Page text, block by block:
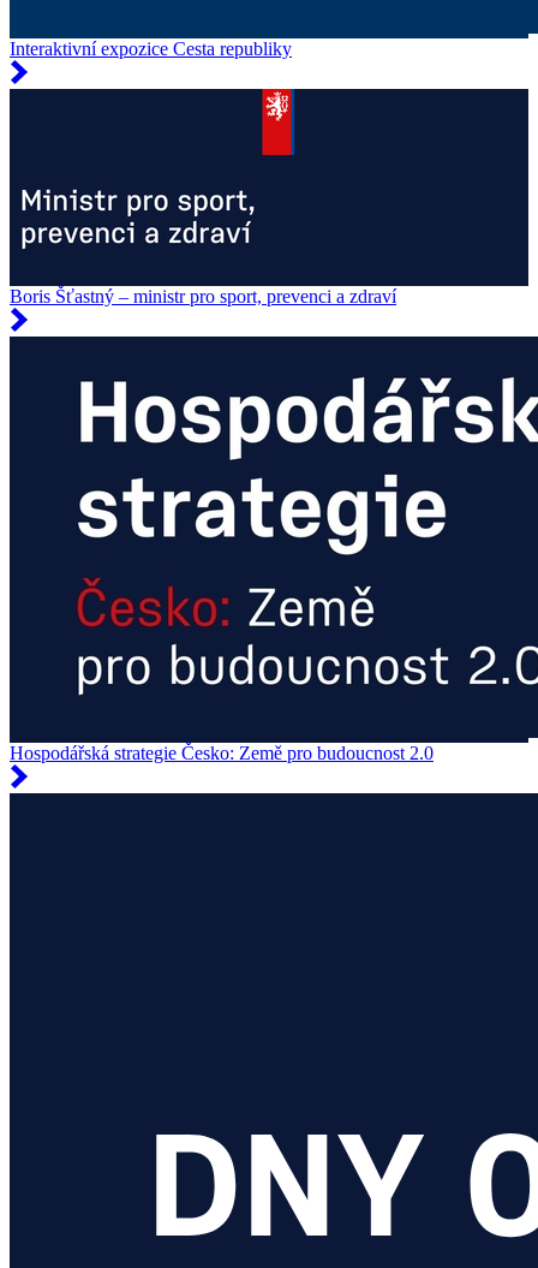
Interaktivní expozice Cesta republiky
Boris Šťastný – ministr pro sport, prevenci a zdraví
Hospodářská strategie Česko: Země pro budoucnost 2.0